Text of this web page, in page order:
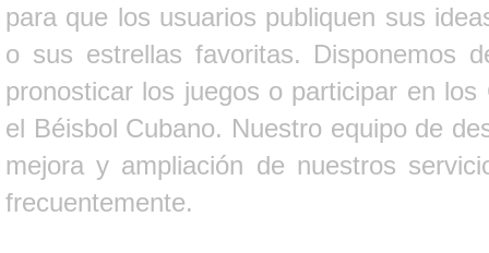
para que los usuarios publiquen sus
o sus estrellas favoritas. Disponemos
pronosticar los juegos o participar en
el Béisbol Cubano. Nuestro equipo de
mejora y ampliación de nuestros
frecuentemente.